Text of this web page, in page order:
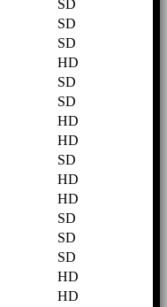
SD
SD
SD
HD
SD
SD
HD
HD
SD
HD
HD
SD
SD
SD
HD
HD